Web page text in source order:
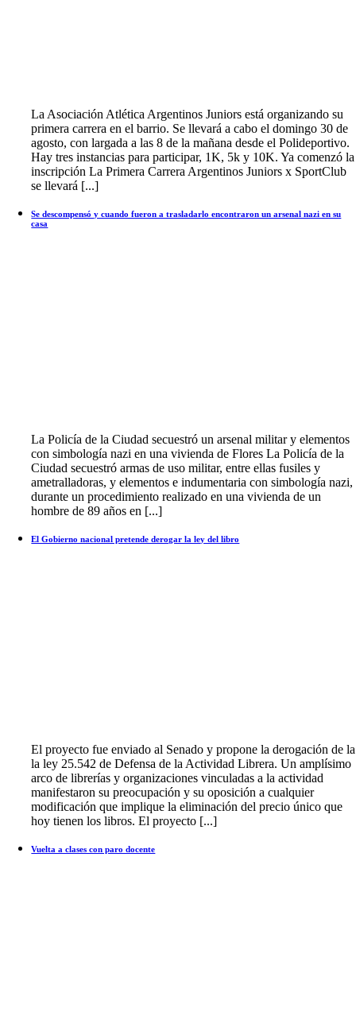
La Asociación Atlética Argentinos Juniors está organizando su
primera carrera en el barrio. Se llevará a cabo el domingo 30 de
agosto, con largada a las 8 de la mañana desde el Polideportivo.
Hay tres instancias para participar, 1K, 5k y 10K. Ya comenzó la
inscripción La Primera Carrera Argentinos Juniors x SportClub
se llevará [...]
Se descompensó y cuando fueron a trasladarlo encontraron un arsenal nazi en su
casa
La Policía de la Ciudad secuestró un arsenal militar y elementos
con simbología nazi en una vivienda de Flores La Policía de la
Ciudad secuestró armas de uso militar, entre ellas fusiles y
ametralladoras, y elementos e indumentaria con simbología nazi,
durante un procedimiento realizado en una vivienda de un
hombre de 89 años en [...]
El Gobierno nacional pretende derogar la ley del libro
El proyecto fue enviado al Senado y propone la derogación de la
la ley 25.542 de Defensa de la Actividad Librera. Un amplísimo
arco de librerías y organizaciones vinculadas a la actividad
manifestaron su preocupación y su oposición a cualquier
modificación que implique la eliminación del precio único que
hoy tienen los libros. El proyecto [...]
Vuelta a clases con paro docente